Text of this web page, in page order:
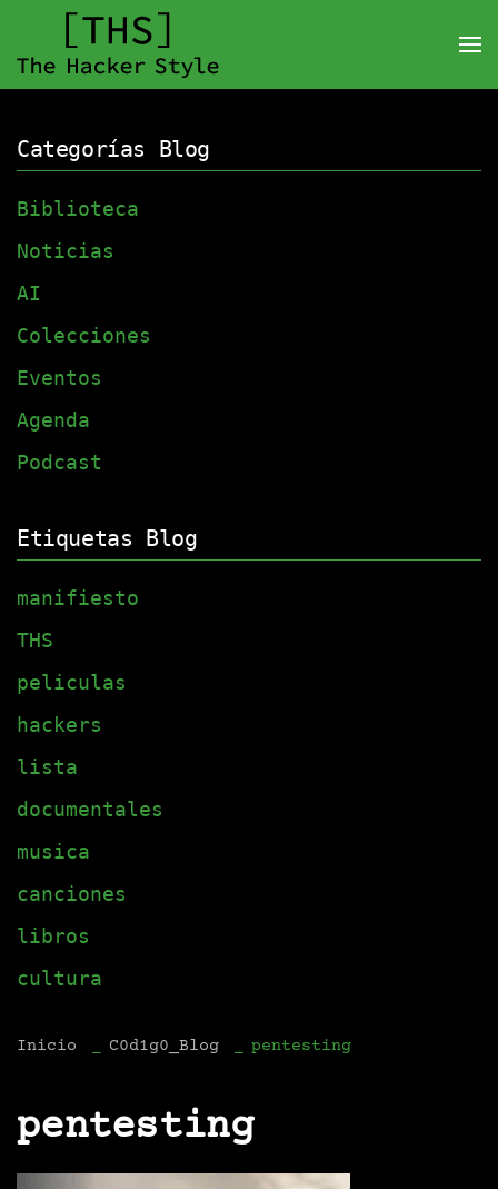
Categorías Blog
Biblioteca
Noticias
AI
Colecciones
Eventos
Agenda
Podcast
Etiquetas Blog
manifiesto
THS
peliculas
hackers
lista
documentales
musica
canciones
libros
cultura
Inicio C0d1g0_Blog pentesting
pentesting